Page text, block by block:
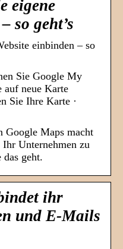
eigene
so geht’s
einbinden – so
Sie Google My
auf neue Karte
Sie Ihre Karte ·
Google Maps macht
Unternehmen zu
geht.
ihr
und E-Mails